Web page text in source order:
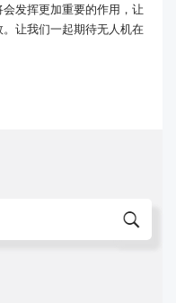
发挥更加重要的作用，让
让我们一起期待无人机在